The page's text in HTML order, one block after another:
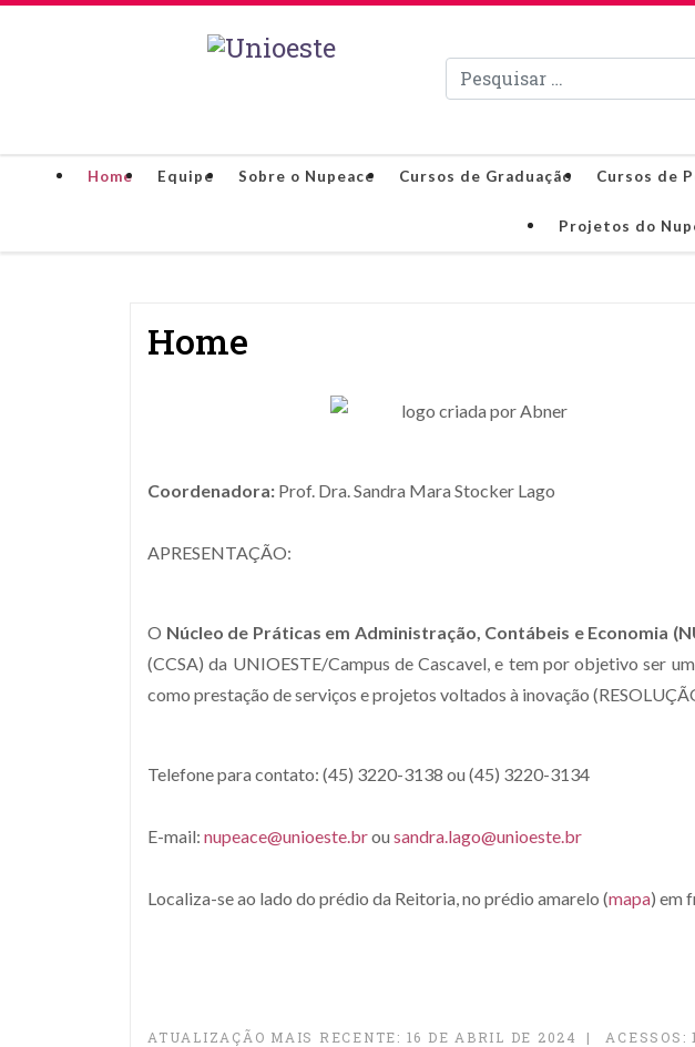
Pesquisar
Home Equipe Sobre o Nupeace Cursos de Graduação Cursos de
Projetos do
Home
Coordenadora: Prof. Dra. Sandra Mara Stocker Lago
APRESENTAÇÃO:
O Núcleo de Práticas em Administração, Contábeis e Economia
(CCSA) da UNIOESTE/Campus de Cascavel, e tem por objetivo ser
como prestação de serviços e projetos voltados à inovação (
Telefone para contato: (45) 3220-3138 ou (45) 3220-3134
E-mail: nupeace@unioeste.brou sandra.lago@unioeste.br
Localiza-se ao lado do prédio da Reitoria, no prédio amarelo (mapa) em
ATUALIZAÇÃO MAIS RECENTE: 16 DE ABRIL DE 2024 ACESSOS: